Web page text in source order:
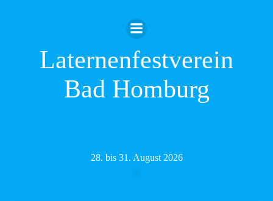
Inhalt
springen
Laternenfestverein
Bad Homburg
28. bis 31. August 2026